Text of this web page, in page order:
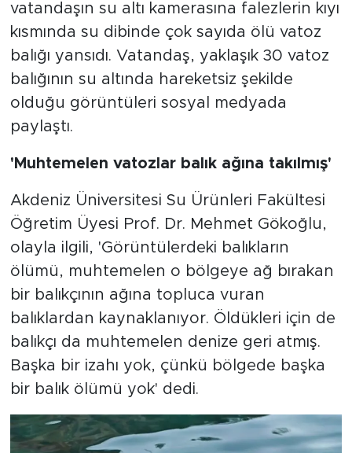
vatandaşın su altı kamerasına falezlerin kıyı
kısmında su dibinde çok sayıda ölü vatoz
balığı yansıdı. Vatandaş, yaklaşık 30 vatoz
balığının su altında hareketsiz şekilde
olduğu görüntüleri sosyal medyada
paylaştı.
'Muhtemelen vatozlar balık ağına takılmış'
Akdeniz Üniversitesi Su Ürünleri Fakültesi
Öğretim Üyesi Prof. Dr. Mehmet Gökoğlu,
olayla ilgili, 'Görüntülerdeki balıkların
ölümü, muhtemelen o bölgeye ağ bırakan
bir balıkçının ağına topluca vuran
balıklardan kaynaklanıyor. Öldükleri için de
balıkçı da muhtemelen denize geri atmış.
Başka bir izahı yok, çünkü bölgede başka
bir balık ölümü yok' dedi.